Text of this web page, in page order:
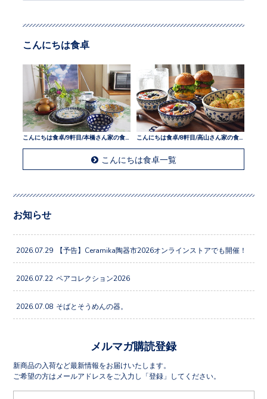
こんにちは食卓
こんにちは食卓/9軒目/本橋さん家の食卓
こんにちは食卓一覧
お知らせ
2026.07.29 【予告】Ceramika陶器市2026オンラインストアでも開催！
2026.07.22 ペアコレクション2026
2026.07.08 そばとそうめんの器。
メルマガ購読登録
新商品の入荷など最新情報をお届けいたします。
ご希望の方はメールアドレスをご入力し「登録」してください。